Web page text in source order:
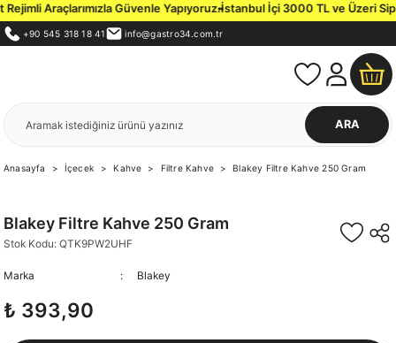
Araçlarımızla Güvenle Yapıyoruz.İstanbul İçi 3000 TL ve Üzeri
+90 545 318 18 41 info@gastro34.com.tr
ARA
Anasayfa İçecek Kahve Filtre Kahve Blakey Filtre Kahve 250 Gram
Blakey Filtre Kahve 250 Gram
Stok Kodu: QTK9PW2UHF
Marka Blakey
₺ 393,90